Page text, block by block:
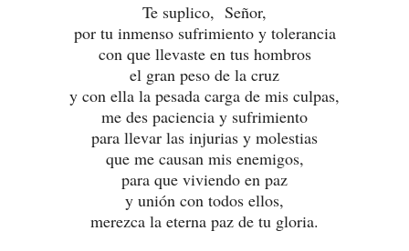
Te suplico, Señor,
por tu inmenso sufrimiento y tolerancia
con que llevaste en tus hombros
el gran peso de la cruz
y con ella la pesada carga de mis culpas,
me des paciencia y sufrimiento
para llevar las injurias y molestias
que me causan mis enemigos,
para que viviendo en paz
y unión con todos ellos,
merezca la eterna paz de tu gloria.